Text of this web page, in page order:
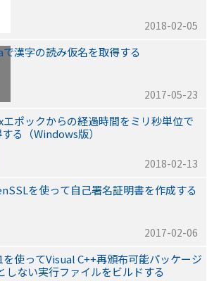
2018-02-05
で漢字の読み仮名を取得する
2017-05-23
ポックからの経過時間をミリ秒単位で
る（Windows版）
2018-02-13
を使って自己署名証明書を作成する
2017-02-06
を使ってVisual C++再頒布可能パッケージ
しない実行ファイルをビルドする